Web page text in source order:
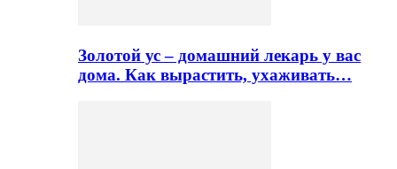
Золотой ус – домашний лекарь у вас
дома. Как вырастить, ухаживать…